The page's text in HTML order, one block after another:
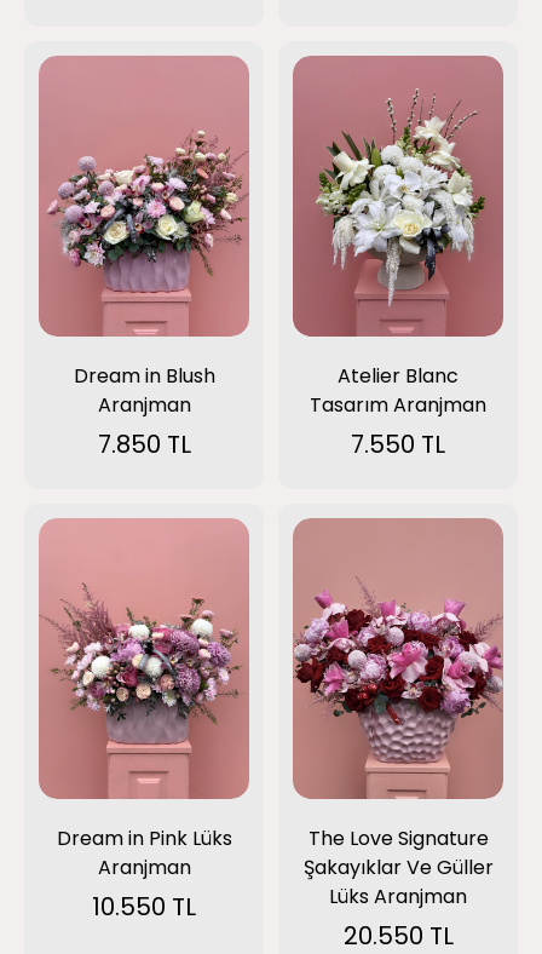
Dream in Blush
Aranjman
7.850 TL
Atelier Blanc
Tasarım Aranjman
7.550 TL
Dream in Pink Lüks
Aranjman
10.550 TL
The Love Signature
Şakayıklar Ve Güller
Lüks Aranjman
20.550 TL